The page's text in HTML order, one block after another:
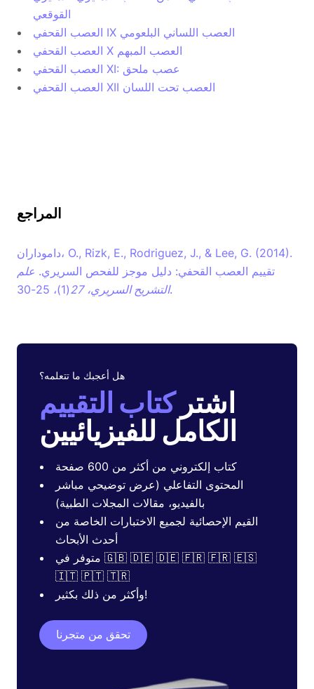
القوقعي
العصب القحفي IX العصب اللساني البلعومي
العصب القحفي X العصب المبهم
العصب القحفي XI: عصب ملحق
العصب القحفي XII العصب تحت اللسان
المراجع
داموداران، O., Rizk, E., Rodriguez, J., & Lee, G. (2014).
تقييم العصب القحفي: دليل موجز للفحص السريري. علم
التشريح السريري، 27 (1)، 25-30.
هل أعجبك ما تتعلمه؟
اشتركتاب التقييم
الكامل للفيزيائيين
كتاب إلكتروني من أكثر من 600 صفحة
المحتوى التفاعلي (عرض توضيحي مباشر
بالفيديو، مقالات المجلات الطبية)
القيم الإحصائية لجميع الاختبارات الخاصة من
أحدث الأبحاث
متوفر في 🇬🇧 🇩🇪 🇩🇪 🇫🇷 🇫🇷 🇪🇸
🇮🇹 🇵🇹 🇹🇷
وأكثر من ذلك بكثير!
تحقق من متجرنا